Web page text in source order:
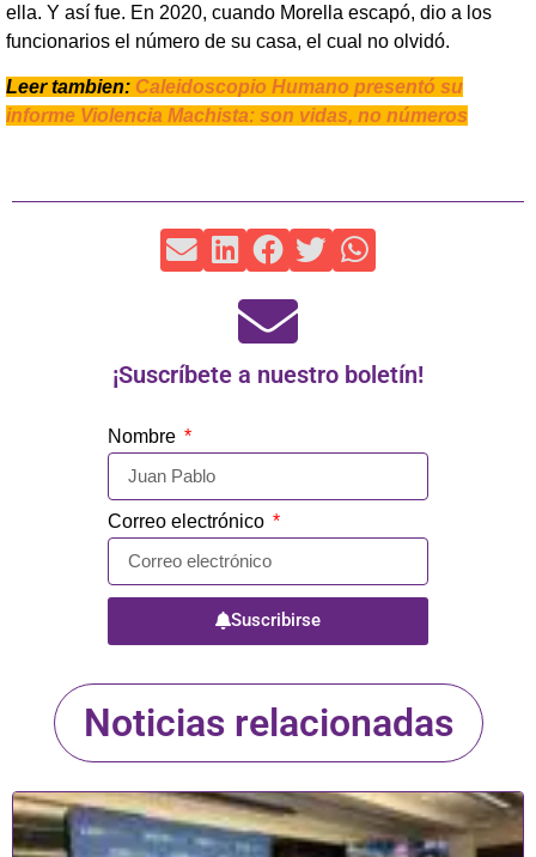
ella. Y así fue. En 2020, cuando Morella escapó, dio a los
funcionarios el número de su casa, el cual no olvidó.
Leer tambien: Caleidoscopio Humano presentó su
informe Violencia Machista: son vidas, no números
¡Suscríbete a nuestro boletín!
Nombre
Correo electrónico
Suscribirse
Noticias relacionadas